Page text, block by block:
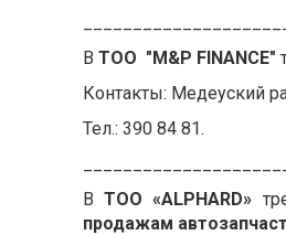
В ТОО "M&P FINANCE"
Контакты: Медеуский
Тел.: 390 84 81.
ВТОО «ALPHARD»
продажам